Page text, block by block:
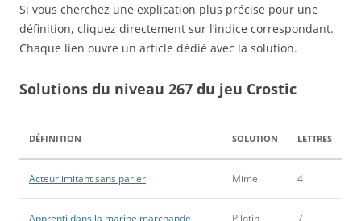
Si vous cherchez une explication plus précise pour une
définition, cliquez directement sur l’indice correspondant.
Chaque lien ouvre un article dédié avec la solution.
Solutions du niveau 267 du jeu Crostic
DÉFINITION SOLUTION LETTRES
Acteur imitant sans parler Mime 4
Apprenti dans la marine marchande Pilotin 7